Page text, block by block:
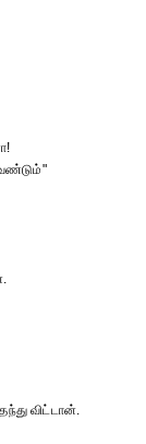
விட்டான்.